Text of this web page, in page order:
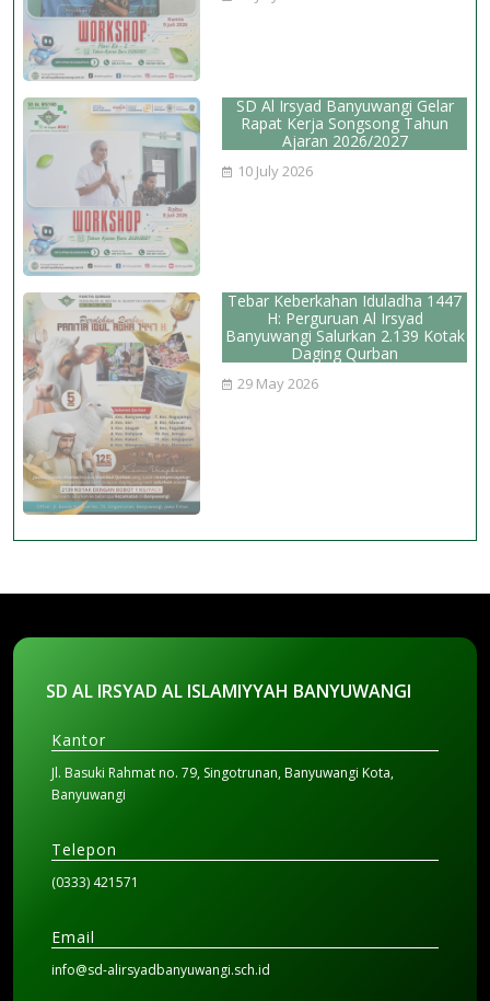
SD Al Irsyad Banyuwangi Gelar
Rapat Kerja Songsong Tahun
Ajaran 2026/2027
10 July 2026
Tebar Keberkahan Iduladha 1447
H: Perguruan Al Irsyad
Banyuwangi Salurkan 2.139 Kotak
Daging Qurban
29 May 2026
SD AL IRSYAD AL ISLAMIYYAH BANYUWANGI
Kantor
Jl. Basuki Rahmat no. 79, Singotrunan, Banyuwangi Kota,
Banyuwangi
Telepon
(0333) 421571
Email
info@sd-alirsyadbanyuwangi.sch.id